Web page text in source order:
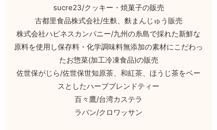
sucre23/クッキー・焼菓子の販売
古都里食品株式会社/生麩、麩まんじゅう販売
株式会社ハピネスカンパニー/九州の糸島で採れた新鮮な
原料を使用し保存料・化学調味料無添加の素材にこだわっ
たお惣菜(加工冷凍食品)の販売
佐世保がじら/佐世保世知原茶、和紅茶、ほうじ茶をベー
スとしたハーブブレンドティー
百々鷹/台湾カステラ
ラパン/クロワッサン